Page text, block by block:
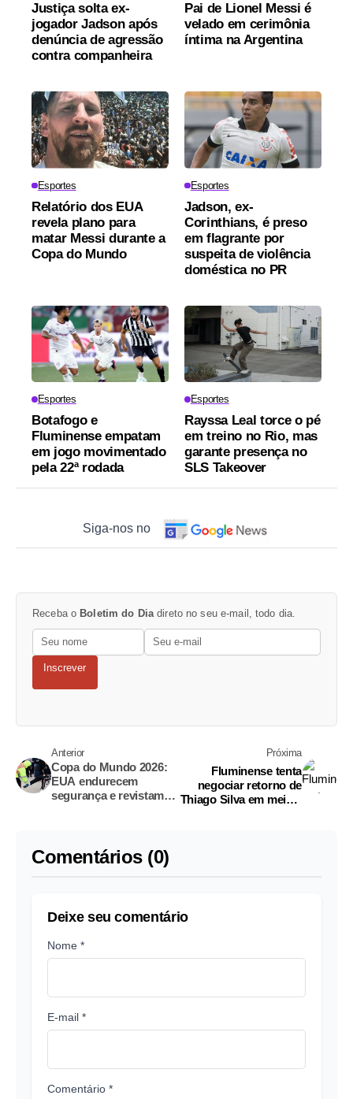
Justiça solta ex-
jogador Jadson após
denúncia de agressão
contra companheira
Pai de Lionel Messi é
velado em cerimônia
íntima na Argentina
Esportes
Relatório dos EUA
revela plano para
matar Messi durante a
Copa do Mundo
Esportes
Jadson, ex-
Corinthians, é preso
em flagrante por
suspeita de violência
doméstica no PR
Esportes
Botafogo e
Fluminense empatam
em jogo movimentado
pela 22ª rodada
Esportes
Rayssa Leal torce o pé
em treino no Rio, mas
garante presença no
SLS Takeover
Siga-nos no
Receba o Boletim do Diadireto no seu e-mail, todo dia.
Inscrever
Anterior
Copa do Mundo 2026:
EUA endurecem
segurança e revistam
Próxima
Fluminense tenta
negociar retorno de
Thiago Silva em meio à
Comentários (0)
Deixe seu comentário
Nome *
E-mail *
Comentário *